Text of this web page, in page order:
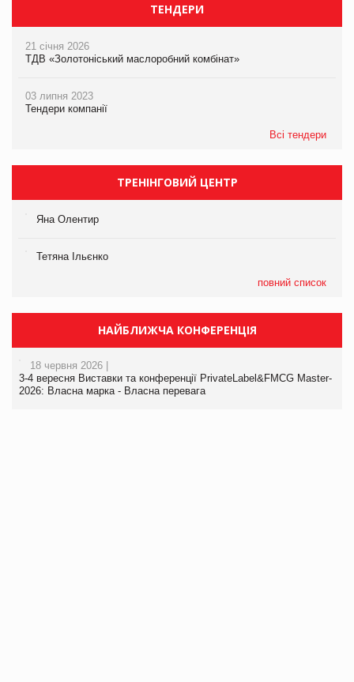
ТЕНДЕРИ
21 січня 2026
ТДВ «Золотоніський маслоробний комбінат»
03 липня 2023
Тендери компанії
Всі тендери
ТРЕНІНГОВИЙ ЦЕНТР
Яна Олентир
Тетяна Ільєнко
повний список
НАЙБЛИЖЧА КОНФЕРЕНЦІЯ
18 червня 2026 |
3-4 вересня Виставки та конференції PrivateLabel&FMCG Master-
2026: Власна марка - Власна перевага